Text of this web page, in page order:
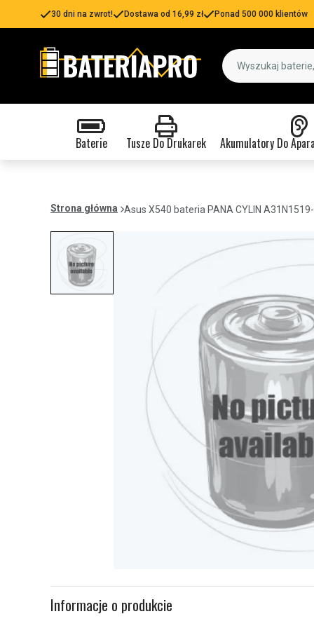
30 dni na zwrot! Dostawa od 16,99 zł Ponad 500 000 klientów
Baterie Tusze Do Drukarek Akumulatory Do
Strona główna Asus X540 bateria PANA CYLIN A31N1519-
of
Informacje o produkcie